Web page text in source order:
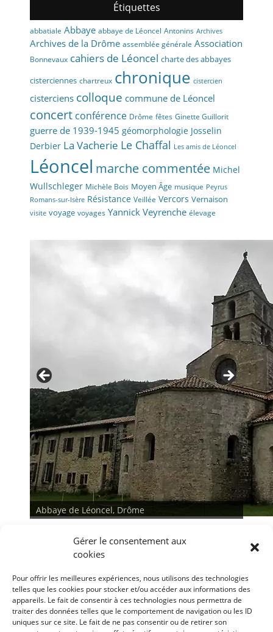
Gérer le consentement aux
cookies
Pour offrir les meilleures expériences, nous utilisons des technologies
telles que les cookies pour stocker et/ou accéder aux informations des
appareils. Le fait de consentir à ces technologies nous permettra de
traiter des données telles que le comportement de navigation ou les ID
uniques sur ce site. Le fait de ne pas consentir ou de retirer son
Étiquettes
abbatiale Abbaye abbaye de Léoncel Antonins Archives
Archives de la Drôme assemblée générale Association
Bonnevaux cahiers de Léoncel charte des abbayes
cisterciennes chartreux chronique cistercien
cisterciens colloque commune de Léoncel
concert conférence Drôme fêtes Ginette Guillorit
guerre de 1939-1945 géomorphologie Josselin
Derbier La Vacherie Le Chaffal Les amis de Léoncel
Léoncel marche commentée Michel
Wullschleger Michèle Bois Moyen Âge musique Peyrus
Romans-sur-Isère Résistance Veillée Vercors Vernaison
visite voyage voyages Yannick Veyrenche élevage
Abbaye de Léoncel, Drôme
< >